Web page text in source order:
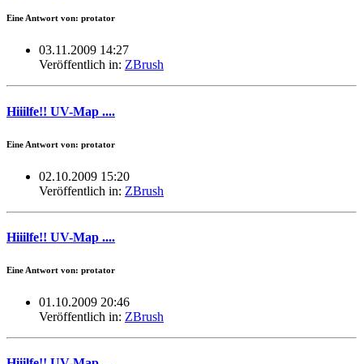
Eine Antwort von: protator
03.11.2009 14:27
Veröffentlich in: ZBrush
Hiiilfe!! UV-Map ....
Eine Antwort von: protator
02.10.2009 15:20
Veröffentlich in: ZBrush
Hiiilfe!! UV-Map ....
Eine Antwort von: protator
01.10.2009 20:46
Veröffentlich in: ZBrush